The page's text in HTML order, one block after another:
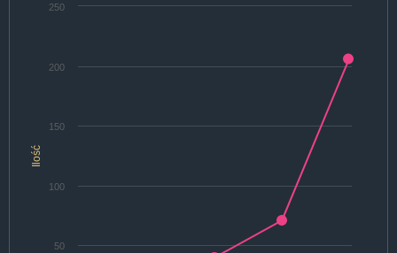
Ilość
50
100
150
200
250